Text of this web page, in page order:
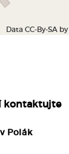
Data CC-By-SA by
kontaktujte
Polák